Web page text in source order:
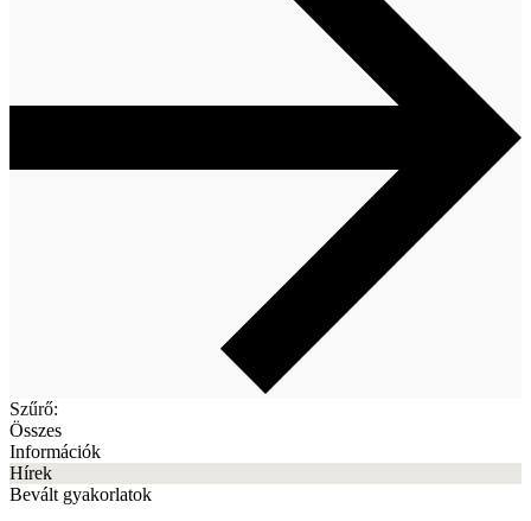
Szűrő:
Összes
Információk
Hírek
Bevált gyakorlatok